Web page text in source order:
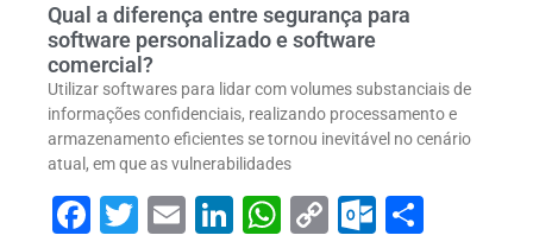
Qual a diferença entre segurança para
software personalizado e software
comercial?
Utilizar softwares para lidar com volumes substanciais de
informações confidenciais, realizando processamento e
armazenamento eficientes se tornou inevitável no cenário
atual, em que as vulnerabilidades
Facebook
Twitter
EmailLinkedIn
WhatsApp
Copy